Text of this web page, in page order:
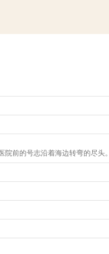
前的号志沿着海边转弯的尽头。